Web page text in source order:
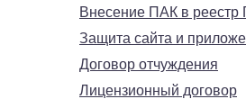
Внесение ПАК в реестр
Защита сайта и
Договор отчуждения
Лицензионный договор